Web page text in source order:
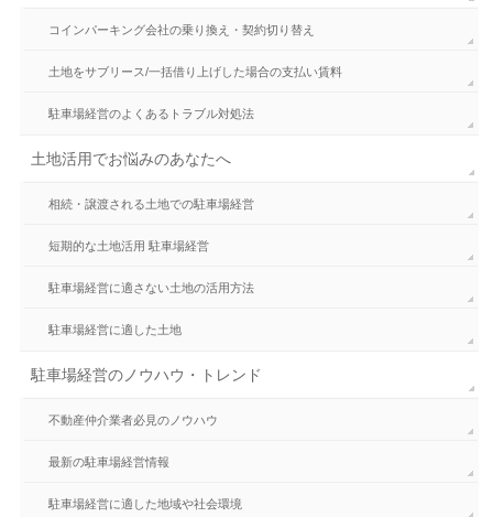
コインパーキング会社の乗り換え・契約切り替え
土地をサブリース/一括借り上げした場合の支払い賃料
駐車場経営のよくあるトラブル対処法
土地活用でお悩みのあなたへ
相続・譲渡される土地での駐車場経営
短期的な土地活用 駐車場経営
駐車場経営に適さない土地の活用方法
駐車場経営に適した土地
駐車場経営のノウハウ・トレンド
不動産仲介業者必見のノウハウ
最新の駐車場経営情報
駐車場経営に適した地域や社会環境